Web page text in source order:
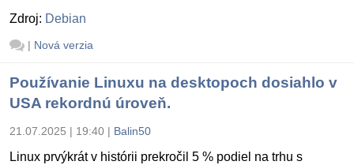
Zdroj: Debian
| Nová verzia
Používanie Linuxu na desktopoch dosiahlo v
USA rekordnú úroveň.
21.07.2025 | 19:40 | Balin50
Linux prvýkrát v histórii prekročil 5 % podiel na trhu s